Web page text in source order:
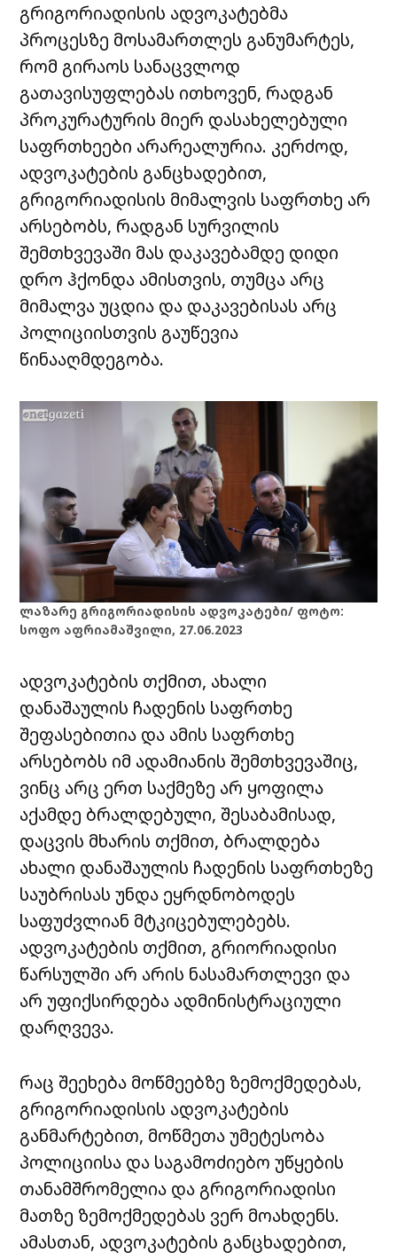
გრიგორიადისის ადვოკატებმა
პროცესზე მოსამართლეს განუმარტეს,
რომ გირაოს სანაცვლოდ
გათავისუფლებას ითხოვენ, რადგან
პროკურატურის მიერ დასახელებული
საფრთხეები არარეალურია. კერძოდ,
ადვოკატების განცხადებით,
გრიგორიადისის მიმალვის საფრთხე არ
არსებობს, რადგან სურვილის
შემთხვევაში მას დაკავებამდე დიდი
დრო ჰქონდა ამისთვის, თუმცა არც
მიმალვა უცდია და დაკავებისას არც
პოლიციისთვის გაუწევია
წინააღმდეგობა.
ლაზარე გრიგორიადისის ადვოკატები/ ფოტო:
სოფო აფრიამაშვილი, 27.06.2023
ადვოკატების თქმით, ახალი
დანაშაულის ჩადენის საფრთხე
შეფასებითია და ამის საფრთხე
არსებობს იმ ადამიანის შემთხვევაშიც,
ვინც არც ერთ საქმეზე არ ყოფილა
აქამდე ბრალდებული, შესაბამისად,
დაცვის მხარის თქმით, ბრალდება
ახალი დანაშაულის ჩადენის საფრთხეზე
საუბრისას უნდა ეყრდნობოდეს
საფუძვლიან მტკიცებულებებს.
ადვოკატების თქმით, გრიორიადისი
წარსულში არ არის ნასამართლევი და
არ უფიქსირდება ადმინისტრაციული
დარღვევა.
რაც შეეხება მოწმეებზე ზემოქმედებას,
გრიგორიადისის ადვოკატების
განმარტებით, მოწმეთა უმეტესობა
პოლიციისა და საგამოძიებო უწყების
თანამშრომელია და გრიგორიადისი
მათზე ზემოქმედებას ვერ მოახდენს.
ამასთან, ადვოკატების განცხადებით,